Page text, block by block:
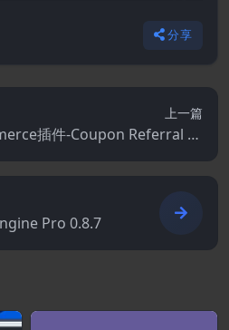
分享
上一篇
插件-Coupon Referral Pr
for WooCommerce 2.0.2
Pro 0.8.7